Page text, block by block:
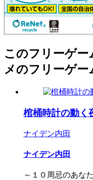
このフリーゲー
メのフリーゲー
棺桶時計の動く
ナイデン内田
ナイデン内田
～１０周忌のあな